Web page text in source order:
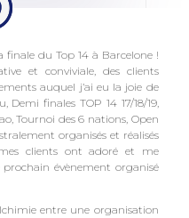
finale du Top 14 à Barcelone !
et conviviale, des clients
auquel j’ai eu la joie de
finales TOP 14 17/18/19,
Tournoi des 6 nations, Open
organisés et réalisés
clients ont adoré et me
évènement organisé
entre une organisation